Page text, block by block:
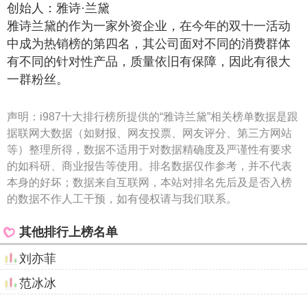
创始人：雅诗·兰黛
雅诗兰黛的作为一家外资企业，在今年的双十一活动
中成为热销榜的第四名，其公司面对不同的消费群体
有不同的针对性产品，质量依旧有保障，因此有很大
一群粉丝。
声明： i987十大排行榜所提供的“雅诗兰黛”相关榜单数据是跟
据联网大数据（如财报、网友投票、网友评分、第三方网站
等）整理所得，数据不适用于对数据精确度及严谨性有要求
的如科研、商业报告等使用。排名数据仅作参考，并不代表
本身的好坏；数据来自互联网，本站对排名先后及是否入榜
的数据不作人工干预，如有侵权请与我们联系。
其他排行上榜名单
刘亦菲
范冰冰